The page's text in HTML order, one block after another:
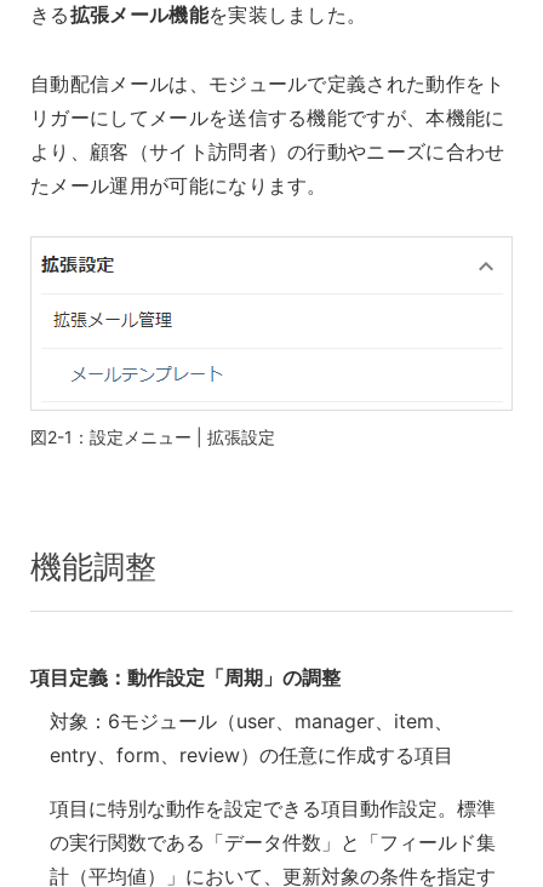
きる拡張メール機能を実装しました。
自動配信メールは、モジュールで定義された動作をト
リガーにしてメールを送信する機能ですが、本機能に
より、顧客（サイト訪問者）の行動やニーズに合わせ
たメール運用が可能になります。
図2-1：設定メニュー | 拡張設定
機能調整
項目定義：動作設定「周期」の調整
対象：6モジュール（user、manager、item、
entry、form、review）の任意に作成する項目
項目に特別な動作を設定できる項目動作設定。標準
の実行関数である「データ件数」と「フィールド集
計（平均値）」において、更新対象の条件を指定す